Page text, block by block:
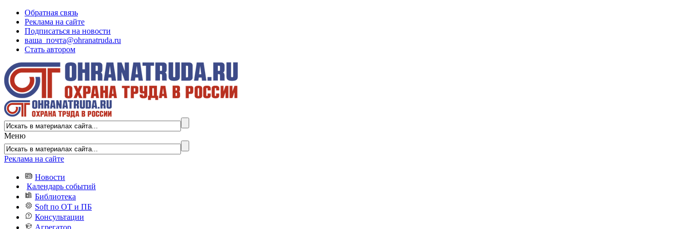
Обратная связь
Реклама на сайте
Подписаться на новости
ваша_почта@ohranatruda.ru
Стать автором
Меню
Реклама на сайте
Новости
Календарь событий
Библиотека
Soft по ОТ и ПБ
Консультации
Агрегатор